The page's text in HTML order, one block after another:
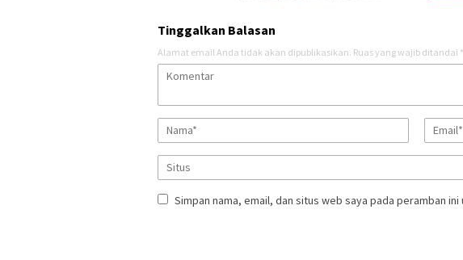
Tinggalkan Balasan
Alamat email Anda tidak akan dipublikasikan. Ruas yang wajib ditandai *
Simpan nama, email, dan situs web saya pada peramban